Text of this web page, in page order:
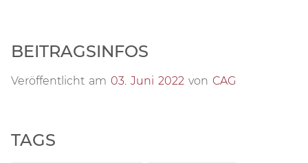
BEITRAGSINFOS
Veröffentlicht am 03. Juni 2022 von CAG
TAGS